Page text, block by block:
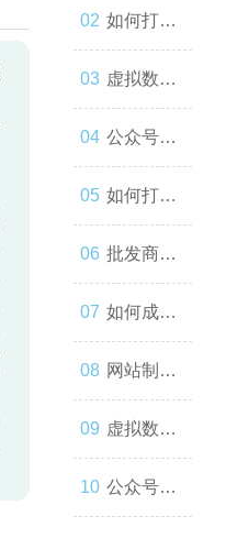
作：让你
的品牌与
世界联系
起来
如何打造
一款高效
的网站
虚拟数字
人：技术
与人类事
务的交错
公众号开
发：如何
让你的公
众号成为
人们心中
的第一选
择
如何打造
一个优秀
的分销商
城？
批发商
城：为什
么您应该
考虑加
入？
如何成为
微信小程
序开发高
手？
网站制作
流程与技
巧
虚拟数字
人：从奇
公众号开